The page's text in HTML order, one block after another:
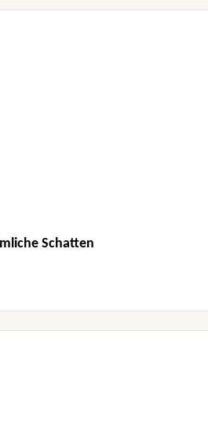
Schatten